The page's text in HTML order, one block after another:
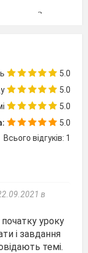
носом?
пальцями?
).
язиком?
разів
футболках?
живуть троє
У квартирах
5.0
5.0
5.0
5.0
Всього відгуків: 1
в
уроку
і завдання
темі.